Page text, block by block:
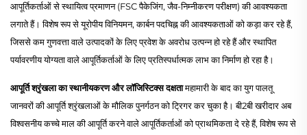
आपूर्तिकर्ताओं से स्थायित्व प्रमाणन (FSC पैकेजिंग, जैव-निम्नीकरण परीक्षण) की आवश्यकता
लगाते हैं। विशेष रूप से यूरोपीय विनियमन, कार्बन पदचिह्न की आवश्यकताओं को कड़ा कर रहे हैं,
जिससे कम गुणवत्ता वाले उत्पादकों के लिए प्रवेश के अवरोध उत्पन्न हो रहे हैं और स्थापित
पर्यावरणीय योग्यता वाले आपूर्तिकर्ताओं के लिए प्रतिस्पर्धात्मक लाभ का निर्माण हो रहा है।
आपूर्ति श्रृंखला का स्थानीयकरण और लॉजिस्टिक्स दक्षतामहामारी के बाद का युग पालतू
जानवरों की आपूर्ति श्रृंखलाओं के मौलिक पुनर्गठन को ट्रिगर कर चुका है। बी2बी खरीदार अब
विश्वसनीय कच्चे माल की आपूर्ति करने वाले आपूर्तिकर्ताओं को प्राथमिकता दे रहे हैं, विशेष रूप से